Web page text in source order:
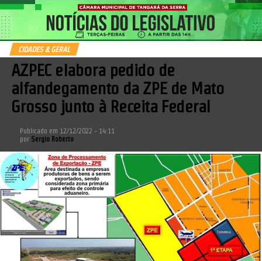
CIDADES & GERAL
AZPEC elabora pedido de
alfandegamento da ZPE de Mato
Grosso junto à Receita Federal
Publicado em 12/12/2022 - 14:11
por Sergio Roberto